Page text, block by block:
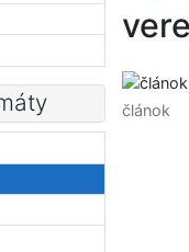
článok